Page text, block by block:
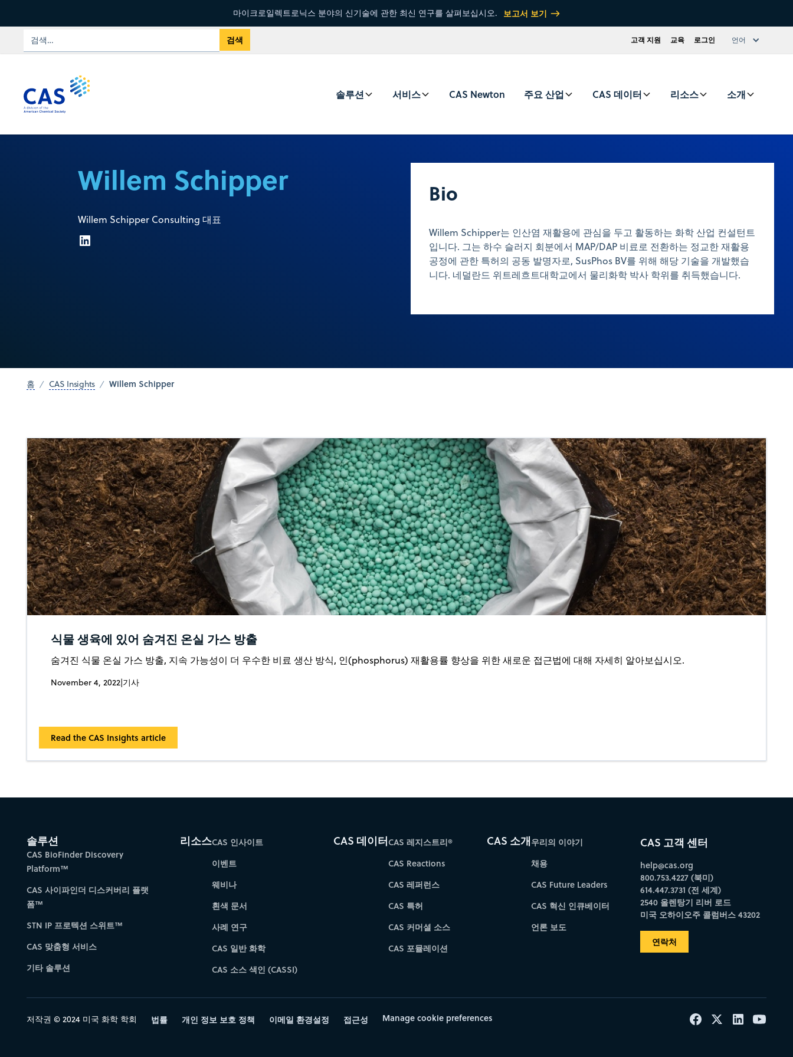
마이크로일렉트로닉스 분야의 신기술에 관한 최신 연구를 살펴보십시오. 보고서 보기
고객 지원 교육 로그인 언어
솔루션 서비스 CAS Newton 주요 산업 CAS 데이터 리소스 소개
Willem Schipper
Willem Schipper Consulting 대표
Bio
Willem Schipper는 인산염 재활용에 관심을 두고 활동하는 화학 산업 컨설턴트
입니다. 그는 하수 슬러지 회분에서 MAP/DAP 비료로 전환하는 정교한 재활용
공정에 관한 특허의 공동 발명자로, SusPhos BV를 위해 해당 기술을 개발했습
니다. 네덜란드 위트레흐트대학교에서 물리화학 박사 학위를 취득했습니다.
홈 CAS Insights Willem Schipper
식물 생육에 있어 숨겨진 온실 가스 방출
숨겨진 식물 온실 가스 방출, 지속 가능성이 더 우수한 비료 생산 방식, 인(phosphorus) 재활용률 향상을 위한 새로운 접근법에 대해 자세히 알아보십시오.
November 4, 2022|기사
Read the CAS Insights article
솔루션
CAS BioFinder Discovery
Platform™
CAS 사이파인더 디스커버리 플랫
폼™
STN IP 프로텍션 스위트™
CAS 맞춤형 서비스
기타 솔루션
리소스CAS 인사이트
이벤트
웨비나
흰색 문서
사례 연구
CAS 일반 화학
CAS 소스 색인 (CASSI)
CAS 데이터CAS 레지스트리®
CAS Reactions
CAS 레퍼런스
CAS 특허
CAS 커머셜 소스
CAS 포뮬레이션
CAS 소개우리의 이야기
채용
CAS Future Leaders
CAS 혁신 인큐베이터
언론 보도
CAS 고객 센터
help@cas.org
800.753.4227 (북미)
614.447.3731 (전 세계)
2540 올렌탕기 리버 로드
미국 오하이오주 콜럼버스 43202
연락처
저작권 © 2024 미국 화학 학회 법률 개인 정보 보호 정책 이메일 환경설정 접근성 Manage cookie preferences